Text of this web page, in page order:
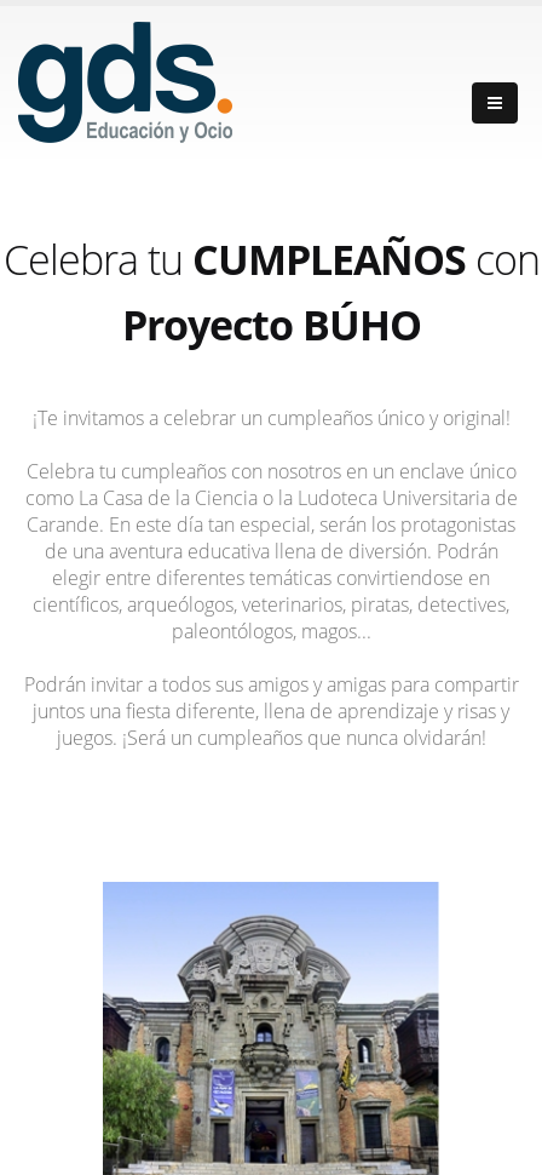
Celebra tu CUMPLEAÑOScon
Proyecto BÚHO
¡Te invitamos a celebrar un cumpleaños único y original!
Celebra tu cumpleaños con nosotros en un enclave único
como La Casa de la Ciencia o la Ludoteca Universitaria de
Carande. En este día tan especial, serán los protagonistas
de una aventura educativa llena de diversión. Podrán
elegir entre diferentes temáticas convirtiendose en
científicos, arqueólogos, veterinarios, piratas, detectives,
paleontólogos, magos...
Podrán invitar a todos sus amigos y amigas para compartir
juntos una fiesta diferente, llena de aprendizaje y risas y
juegos. ¡Será un cumpleaños que nunca olvidarán!